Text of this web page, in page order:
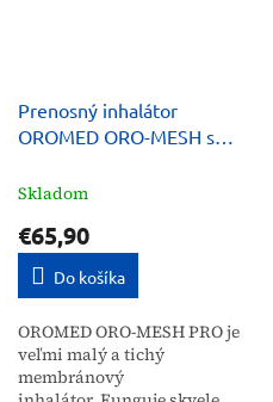
Prenosný inhalátor
OROMED ORO-MESH s
Skladom
€65,90
Do košíka
OROMED ORO-MESH PRO je
veľmi malý a tichý
membránový